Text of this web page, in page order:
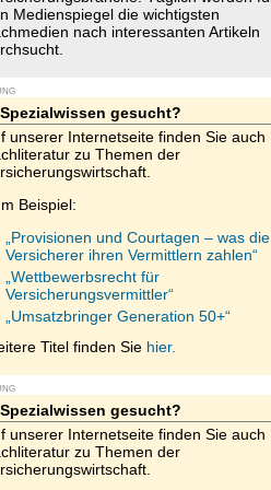
Medienspiegel die wichtigsten
nach interessanten Artikeln
Spezialwissen gesucht?
unserer Internetseite finden Sie auch
zu Themen der
Beispiel:
„Provisionen und Courtagen – was die
Versicherer ihren Vermittlern zahlen“
„Wettbewerbsrecht für
Versicherungsvermittler“
„Umsatzbringer Generation 50+“
Titel finden Sie hier.
Spezialwissen gesucht?
unserer Internetseite finden Sie auch
zu Themen der